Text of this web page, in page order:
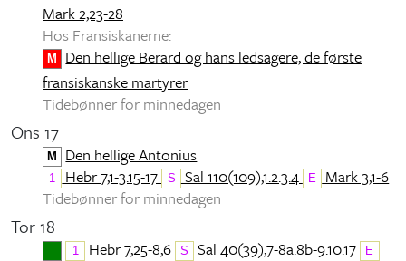
Mark 2,23-28
Hos Fransiskanerne:
M
Den hellige Berard og hans ledsagere, de første
fransiskanske martyrer
Tidebønner for minnedagen
Ons 17
M Den hellige Antonius
1 Hebr 7,1-3.15-17 S Sal 110(109),1.2.3.4 E
Mark 3,1-6
Tidebønner for minnedagen
Tor 18
1 Hebr 7,25-8,6 S Sal 40(39),7-8a.8b-9.10.17 E